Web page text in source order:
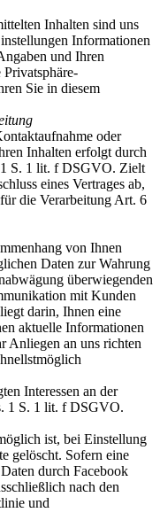
Inhalten sind uns
Informationen
und Ihren
Sie in diesem
oder
Inhalten erfolgt durch
S. 1 lit. f DSGVO. Zielt
eines Vertrages ab,
die Verarbeitung Art. 6
von Ihnen
Daten zur Wahrung
überwiegenden
mit Kunden
darin, Ihnen eine
aktuelle Informationen
Anliegen an uns richten
Interessen an der
1 S. 1 lit. f DSGVO.
ist, bei Einstellung
gelöscht. Sofern eine
durch Facebook
nach den
und